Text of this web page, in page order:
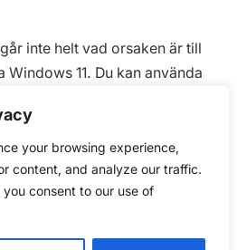
your browsing experience,
content, and analyze our traffic.
consent to our use of
inte helt vad orsaken är till
Windows 11. Du kan använda
WhyNotWin11
Check Tool för att få ett
säger är dock att din
Detta kan du kolla i